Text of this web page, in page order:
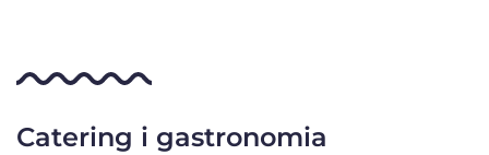
Catering i gastronomia